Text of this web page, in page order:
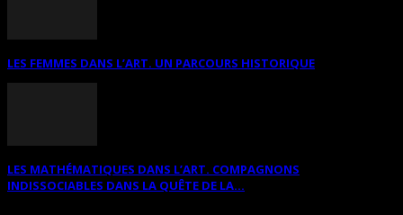
LES FEMMES DANS L’ART. UN PARCOURS HISTORIQUE
LES MATHÉMATIQUES DANS L’ART. COMPAGNONS
INDISSOCIABLES DANS LA QUÊTE DE LA...